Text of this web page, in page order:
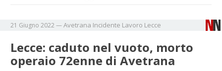
21 Giugno 2022 —Avetrana Incidente Lavoro Lecce
Lecce: caduto nel vuoto, morto
operaio 72enne di Avetrana